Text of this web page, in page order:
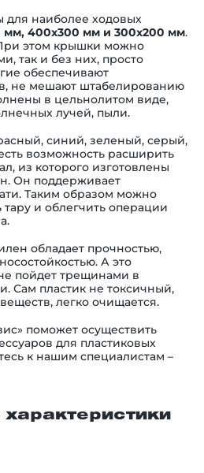
наиболее ходовых
мм, 400х300 мм и 300х200 мм.
этом крышки можно
так и без них, просто
обеспечивают
не мешают штабелированию
в цельнолитом виде,
лучей, пыли.
синий, зеленый, серый,
возможность расширить
из которого изготовлены
Он поддерживает
Таким образом можно
и облегчить операции
обладает прочностью,
А это
пойдет трещинами в
Сам пластик не токсичный,
легко очищается.
поможет осуществить
для пластиковых
к нашим специалистам –